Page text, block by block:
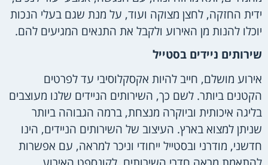
ידית החזקה, לחצן מצוקה ועוד, על מנת שגם בעלי הנכות
יוכלו להנות מן האירוע ולקבל את התנאים המגיעים להם.
שירותים ניידים בסטייל
אירוע מושלם, חייב להיות אקסקלוסיבי עד לפרטים
הקטנים ביותר. לשם כך, השירותים הניידים שלנו מעוצבים
בליגה איכותית וביוקרה מנצחת, ברמה הגבוהה ביותר
שניתן למצוא בארץ. העיצוב של השירותים הניידים, הינו
חדשני, מודרני ובסטייל ייחודי וניכר למראה, עם אפשרות